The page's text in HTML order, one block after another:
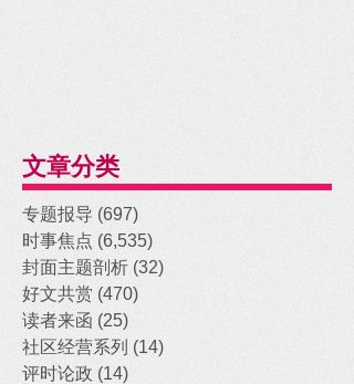
文章分类
专题报导 (697)
时事焦点 (6,535)
封面主题剖析 (32)
好文共赏 (470)
读者来函 (25)
社区经营系列 (14)
评时论政 (14)